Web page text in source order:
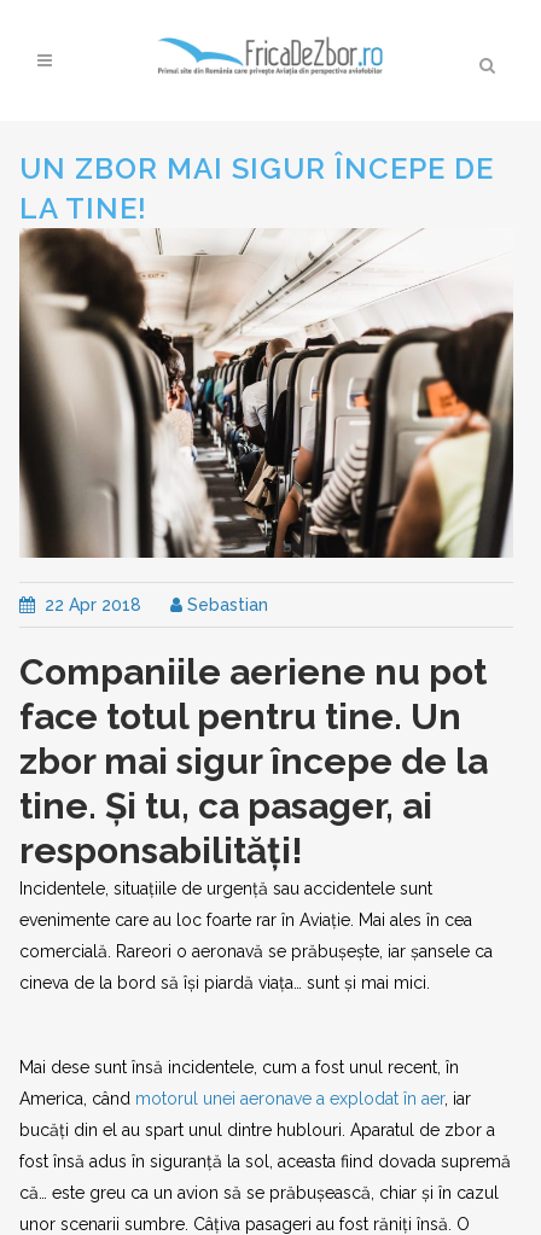
UN ZBOR MAI SIGUR ÎNCEPE DE
LA TINE!
22 Apr 2018 Sebastian
Companiile aeriene nu pot
face totul pentru tine. Un
zbor mai sigur începe de la
tine. Și tu, ca pasager, ai
responsabilități!
Incidentele, situațiile de urgență sau accidentele sunt
evenimente care au loc foarte rar în Aviație. Mai ales în cea
comercială. Rareori o aeronavă se prăbușește, iar șansele ca
cineva de la bord să își piardă viața… sunt și mai mici.
Mai dese sunt însă incidentele, cum a fost unul recent, în
America, când motorul unei aeronave a explodat în aer, iar
bucăți din el au spart unul dintre hublouri. Aparatul de zbor a
fost însă adus în siguranță la sol, aceasta fiind dovada supremă
că… este greu ca un avion să se prăbușească, chiar și în cazul
unor scenarii sumbre. Câțiva pasageri au fost răniți însă. O